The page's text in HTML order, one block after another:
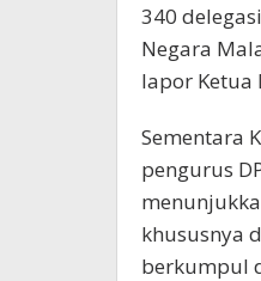
340
Negara
lapor Ketua
Sementara
pengurus
khususnya
berkumpul